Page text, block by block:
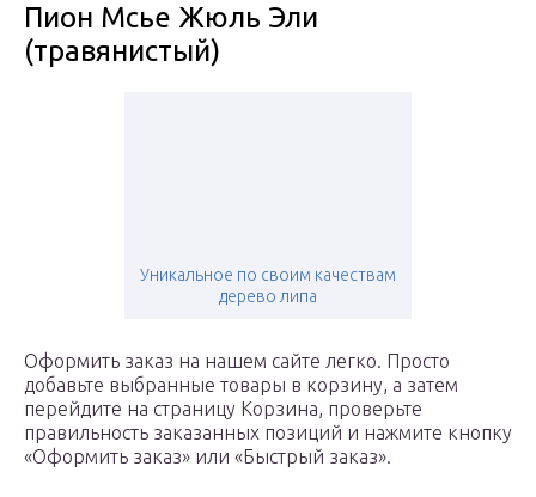
Пион Мсье Жюль Эли
(травянистый)
Уникальное по своим качествам
дерево липа
Оформить заказ на нашем сайте легко. Просто
добавьте выбранные товары в корзину, а затем
перейдите на страницу Корзина, проверьте
правильность заказанных позиций и нажмите кнопку
«Оформить заказ» или «Быстрый заказ».